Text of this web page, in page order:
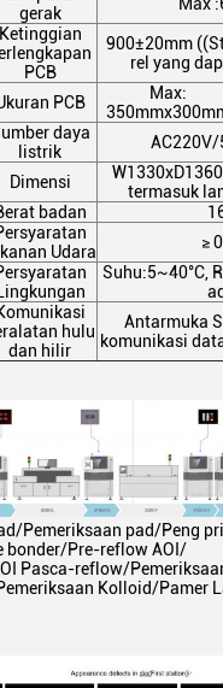
gerak
Ketinggian
PCB
900±20mm
rel yang
PCB
Max:
daya
listrik
Dimensi
termasuk
badan
Udara
≥
Lingkungan
Suhu:5~40°C,
hulu
dan hilir
Antarmuka
komunikasi
Pemeriksaan pad/Peng
bonder/Pre-reflow AOI/
Pasca-reflow/
Kolloid/Pamer